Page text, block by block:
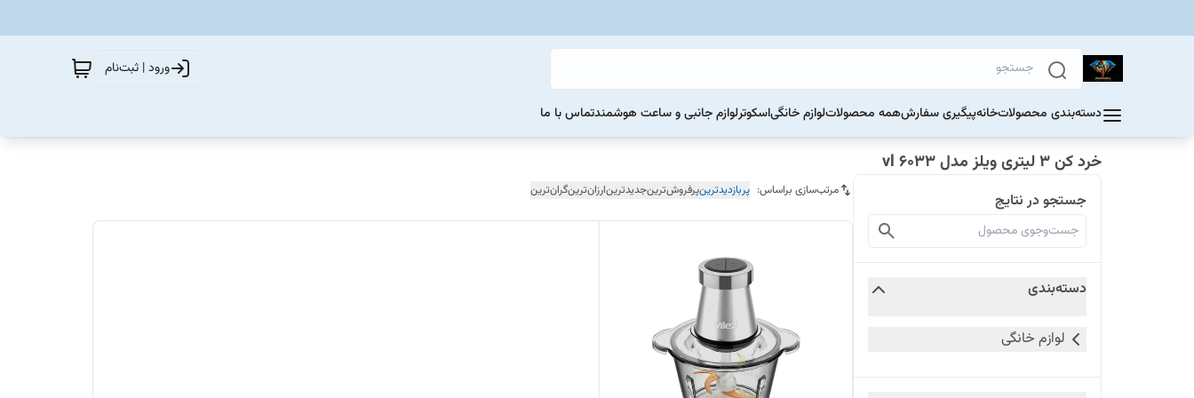
ورود | ثبت‌نام
دسته‌بندی محصولاتخانهپیگیری سفارشهمه محصولاتلوازم خانگیاسکوترلوازم جانبی و ساعت هوشمندتماس با ما
خرد کن 3 لیتری ویلز مدل vl 6033
جستجو در نتایج
دسته‌بندی
لوازم خانگی
مرتب‌سازی براساس: پربازدیدترینپرفروش‌ترینجدیدترینارزان‌ترینگران‌ترین